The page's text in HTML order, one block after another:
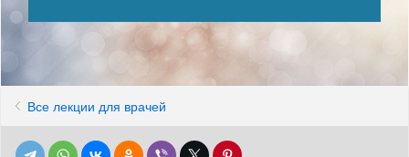
Все лекции для врачей